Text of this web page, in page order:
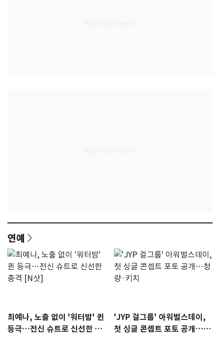
연예
최예나, 노출 없이 '워터밤' 퀸
등극…전신 슈트로 신선한 충
'JYP 걸그룹' 아워벌스데이,
첫 싱글 콘셉트 포토 공개…청